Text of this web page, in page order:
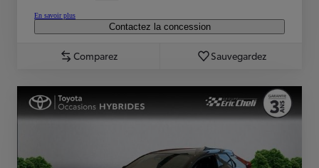
En savoir plus
Contactez la concession
Comparez Sauvegardez